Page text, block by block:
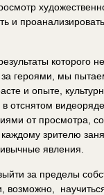
и
которого
героями, мы
и опыте,
от просмотра,
зрителю
явления.
за пределы